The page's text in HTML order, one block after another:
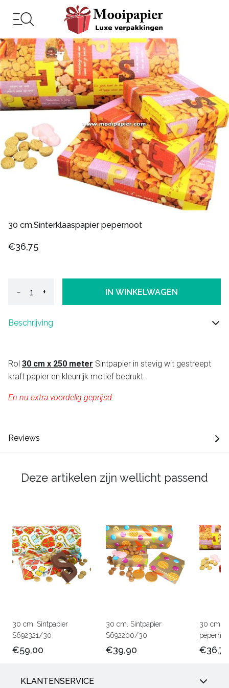
30 cm.Sinterklaaspapier pepernoot
€36,75
− + IN WINKELWAGEN
Beschrijving
Rol 30 cm x 250 meter Sintpapier in stevig wit gestreept
kraft papier en kleurrijk motief bedrukt.
En nu extra voordelig geprijsd.
Reviews
Deze artikelen zijn wellicht passend
30 cm. Sintpapier
S692321/30
€59,00
30 cm. Sintpapier
S692200/30
€39,90
30
€36,75
KLANTENSERVICE